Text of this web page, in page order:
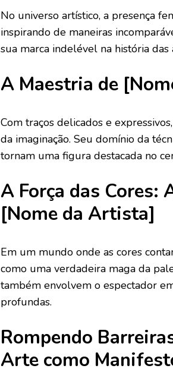
No universo artístico, a presença
inspirando de maneiras
sua marca indelével na história das
A Maestria de
Com traços delicados e
da imaginação. Seu domínio da
tornam uma figura destacada no
A Força das Cores:
[Nome da Artista]
Em um mundo onde as cores
como uma verdadeira maga da
também envolvem o espectador
profundas.
Rompendo
Arte como